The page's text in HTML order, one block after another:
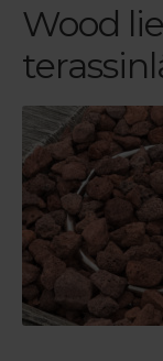
Yleiset ehdot
Maksuehdot
Palautuslomake
Blogi
Wood